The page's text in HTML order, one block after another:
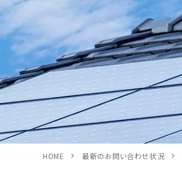
HOME 最新のお問い合わせ状況